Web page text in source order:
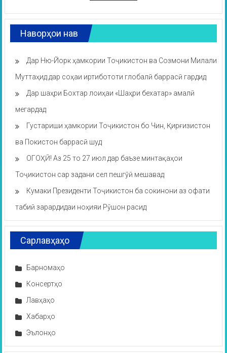
Наворҳои нав
Дар Ню-Йорк ҳамкории Тоҷикистон ва Созмони Милали
Муттаҳид дар соҳаи иртибототи глобалӣ баррасӣ гардид
Дар шаҳри Бохтар лоиҳаи «Шаҳри бехатар» амалӣ
мегардад
Густариши ҳамкории Тоҷикистон бо Чин, Қирғизистон
ва Покистон баррасӣ шуд
ОГОҲӢ! Аз 25 то 27 июл дар баъзе минтақаҳои
Тоҷикистон сар задани сел пешгӯӣ мешавад
Кумаки Президенти Тоҷикистон ба сокинони аз офати
табиӣ зарардидаи ноҳияи Рӯшон расид
Сарлавҳаҳо
Барномаҳо
Консертҳо
Лавҳаҳо
Хабарҳо
Эълонҳо